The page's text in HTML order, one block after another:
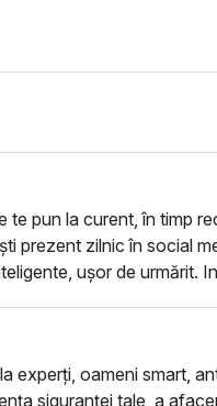
te pun la curent, în timp
prezent zilnic în social
ușor de urmărit.
experți, oameni smart,
siguranței tale, a